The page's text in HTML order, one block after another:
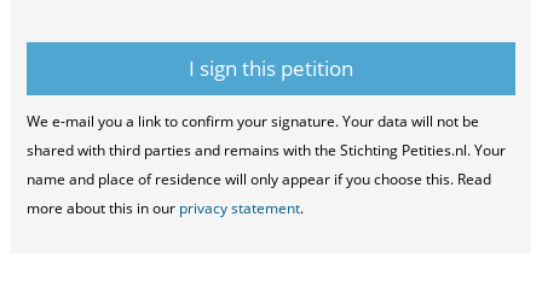
We e-mail you a link to confirm your signature. Your data will not be
shared with third parties and remains with the Stichting Petities.nl. Your
name and place of residence will only appear if you choose this. Read
more about this in our privacy statement.